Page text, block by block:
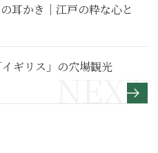
耳かき｜江戸の粋な心と
ギリス」の穴場観光